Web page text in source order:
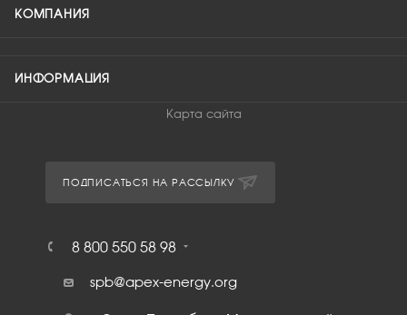
КОМПАНИЯ
ИНФОРМАЦИЯ
Карта сайта
ПОДПИСАТЬСЯ НА РАССЫЛКУ
8 800 550 58 98
spb@apex-energy.org